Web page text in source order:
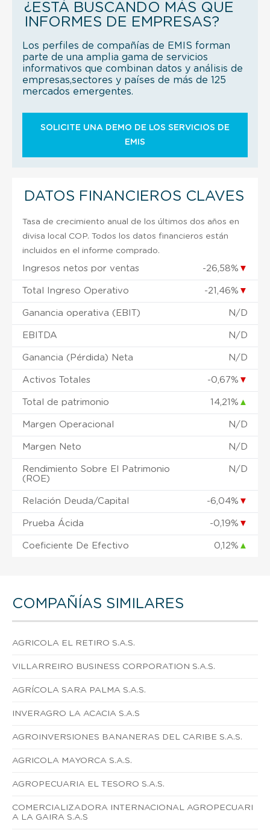
¿ESTÁ BUSCANDO MÁS QUE
INFORMES DE EMPRESAS?
Los perfiles de compañías de EMIS forman
parte de una amplia gama de servicios
informativos que combinan datos y análisis de
empresas,sectores y países de más de 125
mercados emergentes.
SOLICITE UNA DEMO DE LOS SERVICIOS DE
EMIS
DATOS FINANCIEROS CLAVES
Tasa de crecimiento anual de los últimos dos años en
divisa local COP. Todos los datos financieros están
incluidos en el informe comprado.
Ingresos netos por ventas -26,58% ▼
Total Ingreso Operativo -21,46% ▼
Ganancia operativa (EBIT) N/D
EBITDA N/D
Ganancia (Pérdida) Neta N/D
Activos Totales -0,67% ▼
Total de patrimonio 14,21% ▲
Margen Operacional N/D
Margen Neto N/D
Rendimiento Sobre El Patrimonio
(ROE)
N/D
Relación Deuda/Capital -6,04% ▼
Prueba Ácida -0,19% ▼
Coeficiente De Efectivo 0,12% ▲
COMPAÑÍAS SIMILARES
AGRICOLA EL RETIRO S.A.S.
VILLARREIRO BUSINESS CORPORATION S.A.S.
AGRÍCOLA SARA PALMA S.A.S.
INVERAGRO LA ACACIA S.A.S
AGROINVERSIONES BANANERAS DEL CARIBE S.A.S.
AGRICOLA MAYORCA S.A.S.
AGROPECUARIA EL TESORO S.A.S.
COMERCIALIZADORA INTERNACIONAL AGROPECUARI
A LA GAIRA S.A.S